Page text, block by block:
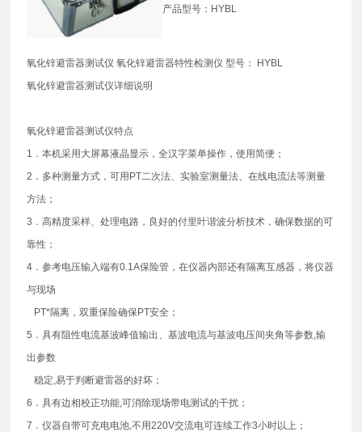
产品型号：HYBL
氧化锌避雷器测试仪 氧化锌避雷器特性检测仪 型号： HYBL
氧化锌避雷器测试仪详细说明
氧化锌避雷器测试仪特点
1．本机采用大屏幕液晶显示，全汉字菜单操作，使用简便；
2．多种测量方式，可用PT二次法、实验室测量法、在线电流法等测量
方法；
3．高精度采样、处理电路，良好的付里叶谐波分析技术，确保数据的可
靠性；
4．参考电压输入端有0.1A保险管，在仪器内部还有隔离互感器，将仪器
与现场
PT*隔离，双重保险确保PT安全；
5．具有阻性电流基波峰值输出、基波电流与基波电压间夹角等参数,输
出参数
稳定,易于判断避雷器的好坏；
6．具有边相校正功能,可消除现场带电测试的干扰；
7．仪器自带可充电电池,不用220V交流电可连续工作3小时以上；